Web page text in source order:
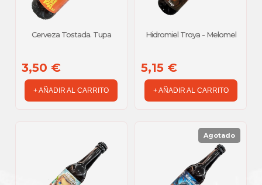
Cerveza Tostada. Tupa
3,50 €
+ AÑADIR AL CARRITO
Hidromiel Troya - Melomel
5,15 €
+ AÑADIR AL CARRITO
Agotado